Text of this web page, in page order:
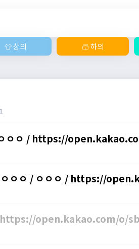
👕 상의 🩳 하의
ㅇㅇㅇ / https://
70제 신발 , 60제 신발 ㅅㅅ / ㅇㅇㅇ / ㅇㅇ
https://open.kakao.com/o/